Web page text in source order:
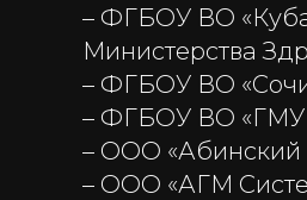
– ФГБОУ ВО
Министерства
– ФГБОУ ВО
– ФГБОУ ВО «ГМУ
– ООО «Абинский
– ООО «АГМ